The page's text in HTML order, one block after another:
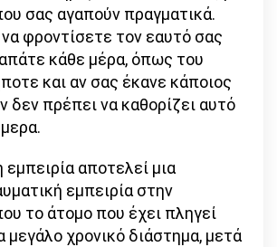
σας αγαπούν πραγματικά.
φροντίσετε τον εαυτό σας
κάθε μέρα, όπως του
και αν σας έκανε κάποιος
δεν πρέπει να καθορίζει αυτό
αποτελεί μια
εμπειρία στην
το άτομο που έχει πληγεί
μεγάλο χρονικό διάστημα, μετά